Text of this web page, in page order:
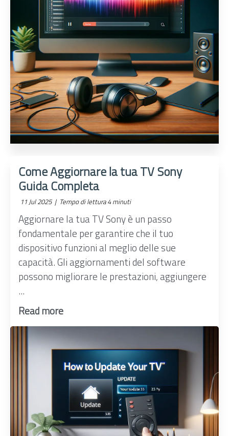
Come Aggiornare la tua TV Sony
Guida Completa
11 Jul 2025 | Tempo di lettura 4 minuti
Aggiornare la tua TV Sony è un passo
fondamentale per garantire che il tuo
dispositivo funzioni al meglio delle sue
capacità. Gli aggiornamenti del software
possono migliorare le prestazioni, aggiungere
...
Read more